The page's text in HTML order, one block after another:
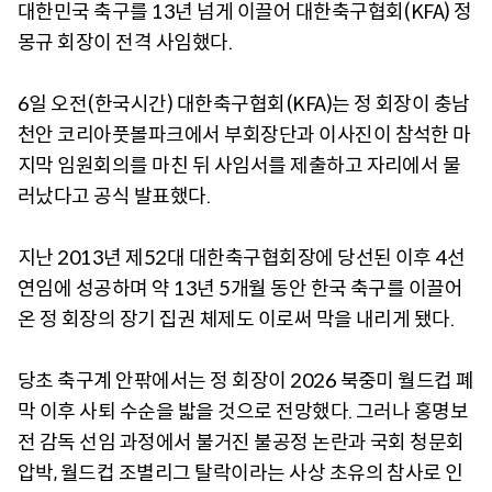
대한민국 축구를 13년 넘게 이끌어 대한축구협회(KFA) 정
몽규 회장이 전격 사임했다.
6일 오전(한국시간) 대한축구협회(KFA)는 정 회장이 충남
천안 코리아풋볼파크에서 부회장단과 이사진이 참석한 마
지막 임원회의를 마친 뒤 사임서를 제출하고 자리에서 물
러났다고 공식 발표했다.
지난 2013년 제52대 대한축구협회장에 당선된 이후 4선
연임에 성공하며 약 13년 5개월 동안 한국 축구를 이끌어
온 정 회장의 장기 집권 체제도 이로써 막을 내리게 됐다.
당초 축구계 안팎에서는 정 회장이 2026 북중미 월드컵 폐
막 이후 사퇴 수순을 밟을 것으로 전망했다. 그러나 홍명보
전 감독 선임 과정에서 불거진 불공정 논란과 국회 청문회
압박, 월드컵 조별리그 탈락이라는 사상 초유의 참사로 인